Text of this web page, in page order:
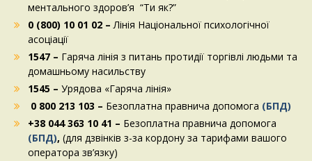
ментального здоров’я “Ти як?”
0 (800) 10 01 02 –Лінія Національної психологічної
асоціації
1547 – Гаряча лінія з питань протидії торгівлі людьми та
домашньому насильству
1545 – Урядова «Гаряча лінія»
0 800 213 103 – Безоплатна правнича допомога (БПД)
+38 044 363 10 41 – Безоплатна правнича допомога
(БПД), (для дзвінків з-за кордону за тарифами вашого
оператора зв’язку)